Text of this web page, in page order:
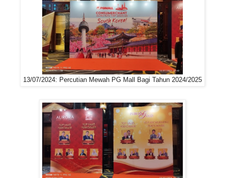
13/07/2024: Percutian Mewah PG Mall Bagi Tahun 2024/2025